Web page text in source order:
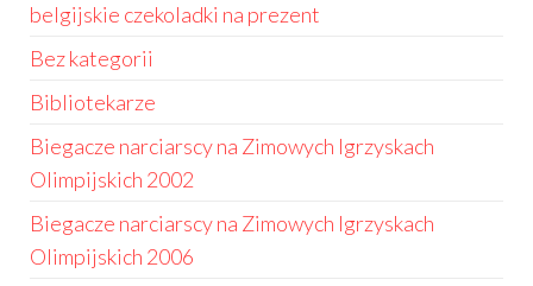
belgijskie czekoladki na prezent
Bez kategorii
Bibliotekarze
Biegacze narciarscy na Zimowych Igrzyskach
Olimpijskich 2002
Biegacze narciarscy na Zimowych Igrzyskach
Olimpijskich 2006